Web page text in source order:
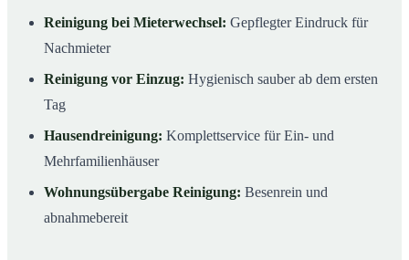
Reinigung bei Mieterwechsel: Gepflegter Eindruck für
Nachmieter
Reinigung vor Einzug: Hygienisch sauber ab dem ersten
Tag
Hausendreinigung: Komplettservice für Ein- und
Mehrfamilienhäuser
Wohnungsübergabe Reinigung: Besenrein und
abnahmebereit